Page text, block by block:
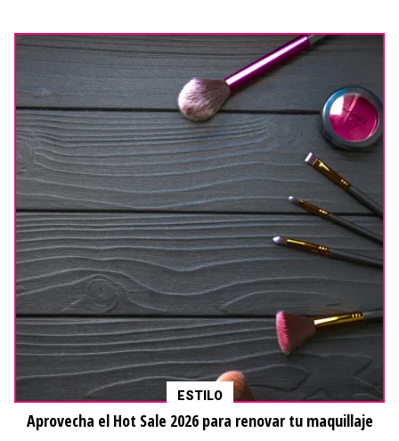
ESTILO
Aprovecha el Hot Sale 2026 para renovar tu maquillaje